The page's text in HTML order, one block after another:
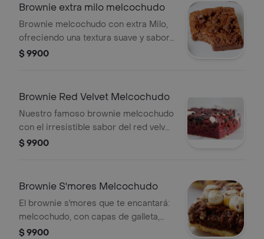
Brownie extra milo melcochudo
Brownie melcochudo con extra Milo,
ofreciendo una textura suave y sabor
inconfundible.
$ 9900
Brownie Red Velvet Melcochudo
Nuestro famoso brownie melcochudo
con el irresistible sabor del red velvet
clásico. con un toque de galleta oreo
$ 9900
Brownie S'mores Melcochudo
El brownie s'mores que te encantará:
melcochudo, con capas de galleta,
blondie, caramelo salado,
$ 9900